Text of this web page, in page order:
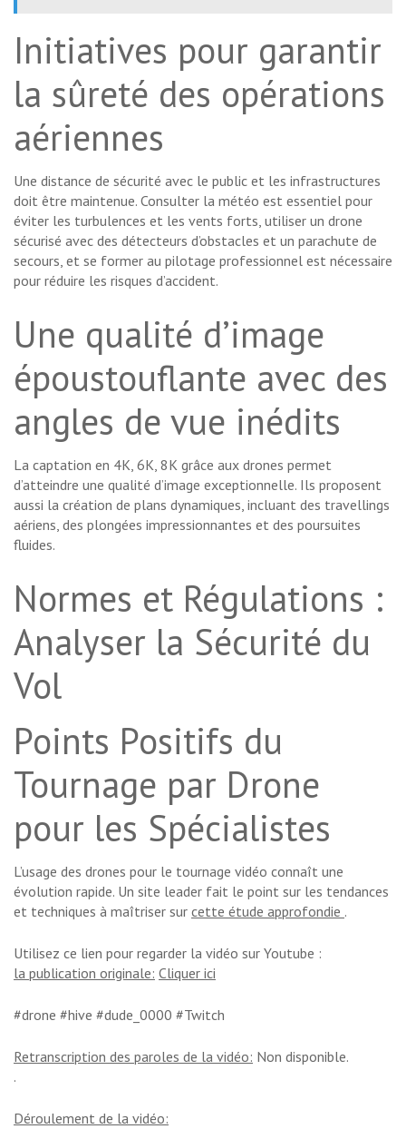
Initiatives pour garantir
la sûreté des opérations
aériennes
Une distance de sécurité avec le public et les infrastructures
doit être maintenue. Consulter la météo est essentiel pour
éviter les turbulences et les vents forts, utiliser un drone
sécurisé avec des détecteurs d’obstacles et un parachute de
secours, et se former au pilotage professionnel est nécessaire
pour réduire les risques d’accident.
Une qualité d’image
époustouflante avec des
angles de vue inédits
La captation en 4K, 6K, 8K grâce aux drones permet
d’atteindre une qualité d’image exceptionnelle. Ils proposent
aussi la création de plans dynamiques, incluant des travellings
aériens, des plongées impressionnantes et des poursuites
fluides.
Normes et Régulations :
Analyser la Sécurité du
Vol
Points Positifs du
Tournage par Drone
pour les Spécialistes
L’usage des drones pour le tournage vidéo connaît une
évolution rapide. Un site leader fait le point sur les tendances
et techniques à maîtriser sur cette étude approfondie .
Utilisez ce lien pour regarder la vidéo sur Youtube :
la publication originale: Cliquer ici
#drone #hive #dude_0000 #Twitch
Retranscription des paroles de la vidéo: Non disponible.
.
Déroulement de la vidéo: